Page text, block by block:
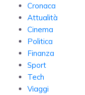
Cronaca
Attualità
Cinema
Politica
Finanza
Sport
Tech
Viaggi